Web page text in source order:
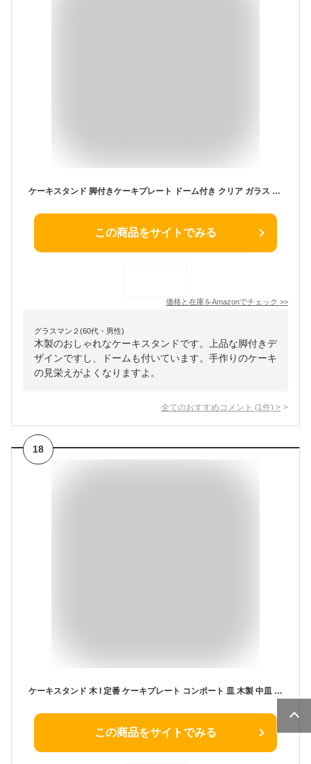
ケーキスタンド 脚付きケーキプレート ドーム付き クリア ガラス 蓋 ドーム付き木製ケーキスタンド ケーキ デザート スナック 果物収納棚 (24cm)
この商品をサイトでみる
価格と在庫をAmazonでチェック >>
グラスマン２(60代・男性)
木製のおしゃれなケーキスタンドです。上品な脚付きデ
ザインですし、ドームも付いています。手作りのケーキ
の見栄えがよくなりますよ。
全てのおすすめコメント (1 件) >
18
ケーキスタンド 木 l 定番 ケーキプレート コンポート 皿 木製 中皿 ケーキトレー ケーキ スタンド 可愛い お皿 プレート ケーキ皿 オードブル サンドウィッチ アフタヌーンティー クリスマス ホームパーティー おしゃれ 食器 キッチン グッズ
この商品をサイトでみる